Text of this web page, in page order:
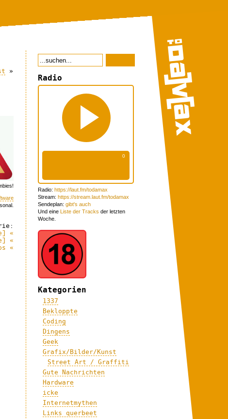
»
«
«
«
Radio
Radio: https://laut.fm/todamax
Stream: https://stream.laut.fm/todamax
Sendeplan: gibt's auch
Und eine Liste der Tracks der letzten
Woche.
Kategorien
1337
Bekloppte
Coding
Dingens
Geek
Grafix/Bilder/Kunst
Street Art / Graffiti
Gute Nachrichten
Hardware
icke
Internetmythen
Links querbeet